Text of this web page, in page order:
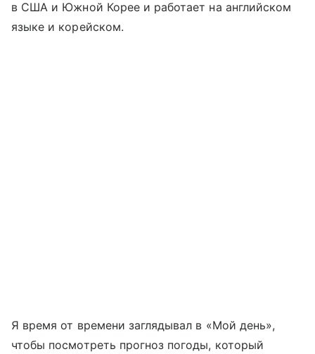
в США и Южной Корее и работает на английском
языке и корейском.
Я время от времени заглядывал в «Мой день»,
чтобы посмотреть прогноз погоды, который